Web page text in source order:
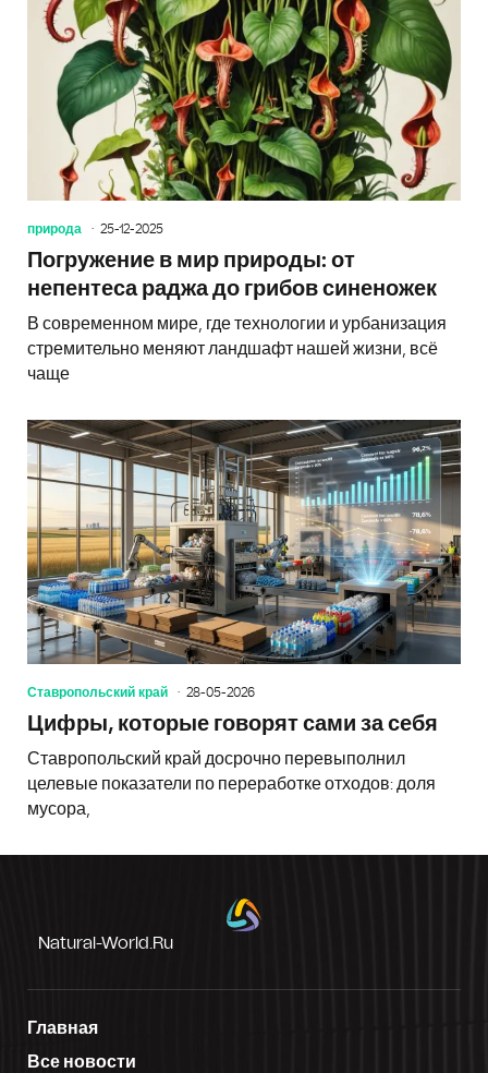
природа 25-12-2025
Погружение в мир природы: от
непентеса раджа до грибов синеножек
В современном мире, где технологии и урбанизация
стремительно меняют ландшафт нашей жизни, всё
чаще
Ставропольский край 28-05-2026
Цифры, которые говорят сами за себя
Ставропольский край досрочно перевыполнил
целевые показатели по переработке отходов: доля
мусора,
Natural-World.ru
Главная
Все новости